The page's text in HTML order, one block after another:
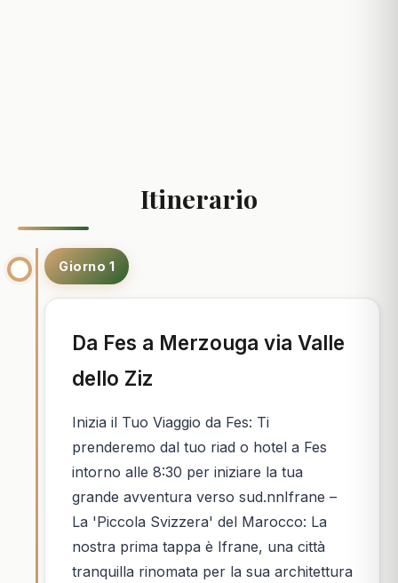
Itinerario
Giorno 1
Da Fes a Merzouga via Valle
dello Ziz
Inizia il Tuo Viaggio da Fes: Ti
prenderemo dal tuo riad o hotel a Fes
intorno alle 8:30 per iniziare la tua
grande avventura verso sud.nnIfrane –
La 'Piccola Svizzera' del Marocco: La
nostra prima tappa è Ifrane, una città
tranquilla rinomata per la sua architettura